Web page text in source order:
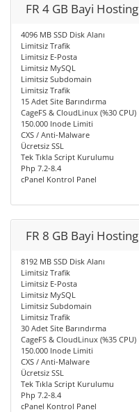
FR 4 GB Bayi Hosting
4096 MB SSD Disk Alanı
Limitsiz Trafik
Limitsiz E-Posta
Limitsiz MySQL
Limitsiz Subdomain
Limitsiz Trafik
15 Adet Site Barındırma
CageFS & CloudLinux (%30 CPU)
150.000 Inode Limiti
CXS / Anti-Malware
Ücretsiz SSL
Tek Tıkla Script Kurulumu
Php 7.2-8.4
cPanel Kontrol Panel
FR 8 GB Bayi Hosting
8192 MB SSD Disk Alanı
Limitsiz Trafik
Limitsiz E-Posta
Limitsiz MySQL
Limitsiz Subdomain
Limitsiz Trafik
30 Adet Site Barındırma
CageFS & CloudLinux (%35 CPU)
150.000 Inode Limiti
CXS / Anti-Malware
Ücretsiz SSL
Tek Tıkla Script Kurulumu
Php 7.2-8.4
cPanel Kontrol Panel